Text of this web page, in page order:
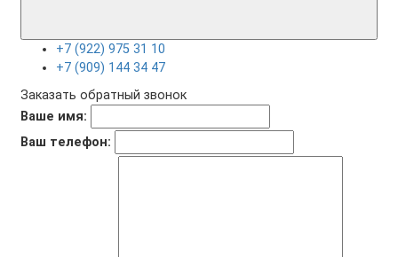
+7 (922) 975 31 10
+7 (909) 144 34 47
Заказать обратный звонок
Ваше имя:
Ваш телефон: